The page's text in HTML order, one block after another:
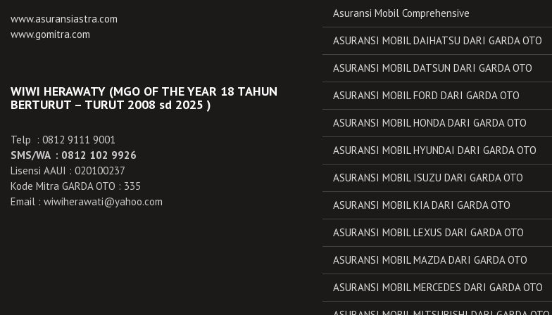
www.asuransiastra.com
www.gomitra.com
WIWI HERAWATY (MGO OF THE YEAR 18 TAHUN
BERTURUT – TURUT 2008 sd 2025 )
Telp : 0812 9111 9001
SMS/WA : 0812 102 9926
Lisensi AAUI : 020100237
Kode Mitra GARDA OTO : 335
Email : wiwiherawati@yahoo.com
Asuransi Mobil Comprehensive
ASURANSI MOBIL DAIHATSU DARI GARDA OTO
ASURANSI MOBIL DATSUN DARI GARDA OTO
ASURANSI MOBIL FORD DARI GARDA OTO
ASURANSI MOBIL HONDA DARI GARDA OTO
ASURANSI MOBIL HYUNDAI DARI GARDA OTO
ASURANSI MOBIL ISUZU DARI GARDA OTO
ASURANSI MOBIL KIA DARI GARDA OTO
ASURANSI MOBIL LEXUS DARI GARDA OTO
ASURANSI MOBIL MAZDA DARI GARDA OTO
ASURANSI MOBIL MERCEDES DARI GARDA OTO